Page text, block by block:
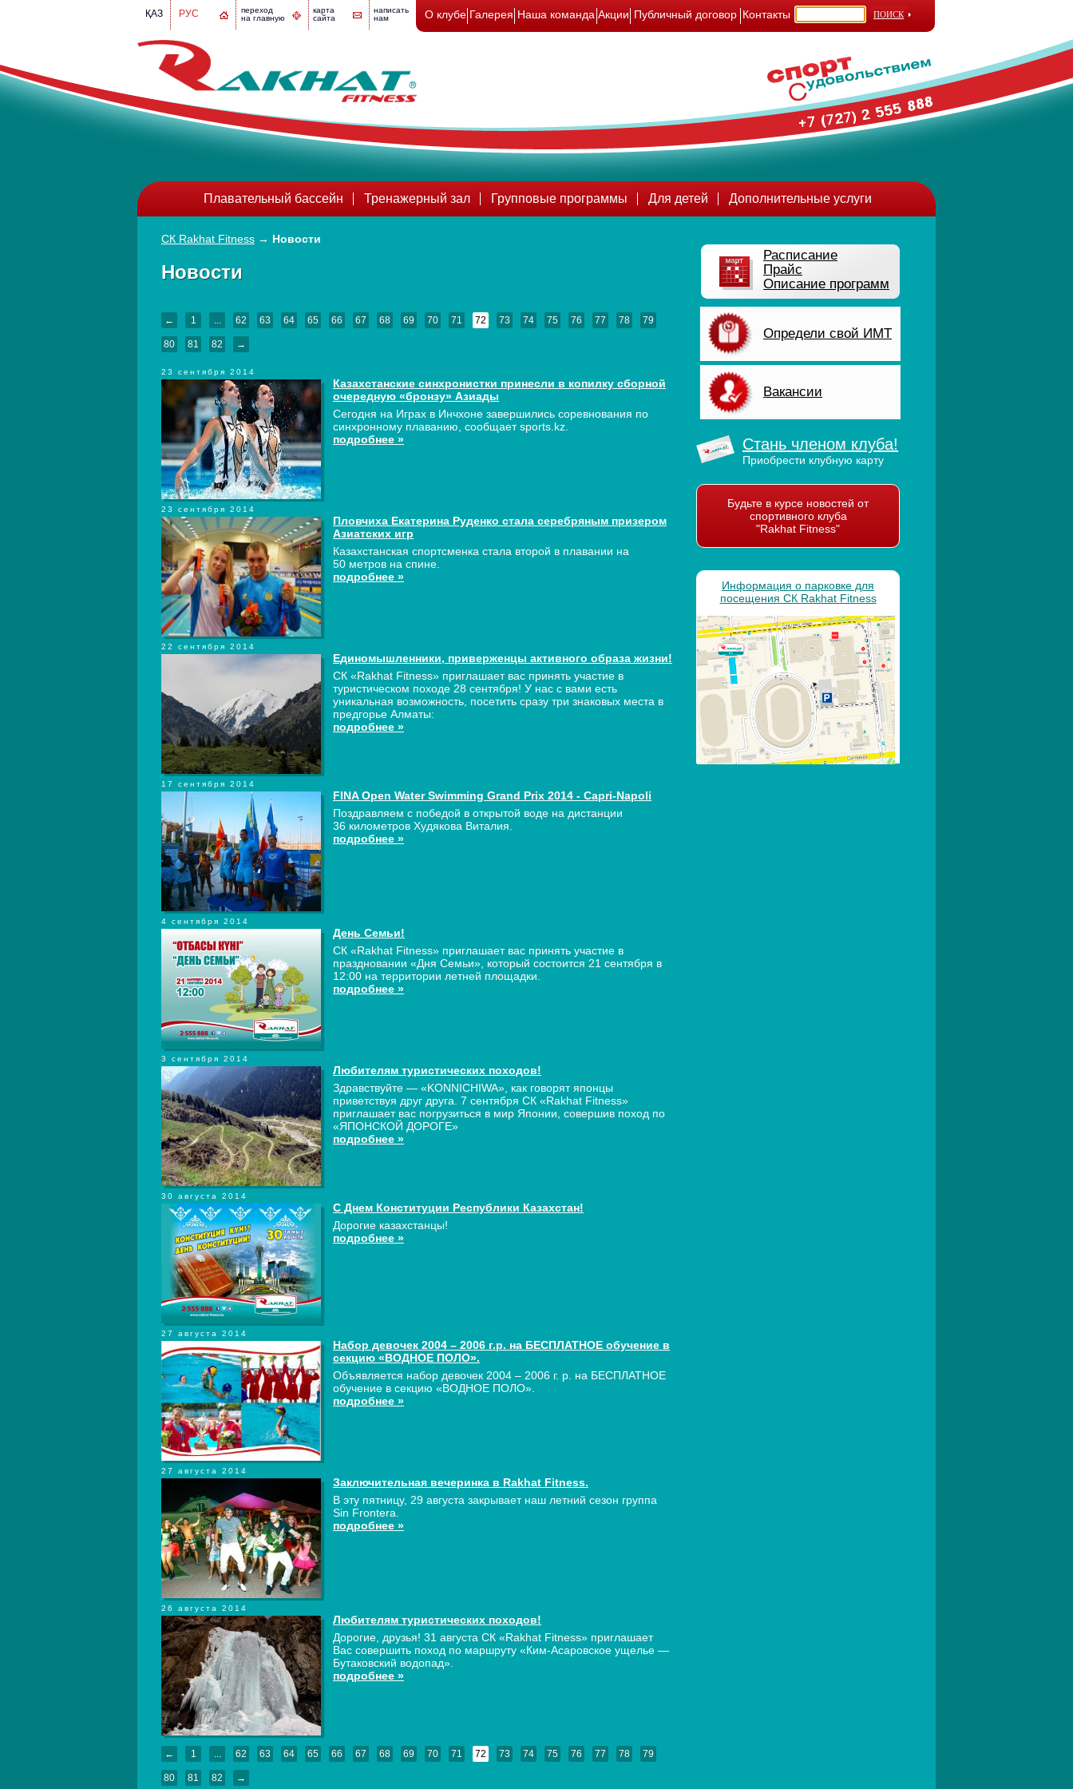
переход
на главную
карта
сайта
написать
нам
ҚАЗ РУС О клубе Галерея Наша команда Акции Публичный договор Контакты
Плавательный бассейн Тренажерный зал Групповые программы Для детей Дополнительные услуги
СК Rakhat Fitness → Новости
Новости
← 1 ... 62 63 64 65 66 67 68 69 70 71 72 73 74 75 76 77 78 79
80 81 82 →
23 сентября 2014
Казахстанские синхронистки принесли в копилку сборной
очередную «бронзу» Азиады
Сегодня на Играх в Инчхоне завершились соревнования по
синхронному плаванию, сообщает sports.kz.
подробнее »
23 сентября 2014
Пловчиха Екатерина Руденко стала серебряным призером
Азиатских игр
Казахстанская спортсменка стала второй в плавании на
50 метров на спине.
подробнее »
22 сентября 2014
Единомышленники, приверженцы активного образа жизни!
СК «Rakhat Fitness» приглашает вас принять участие в
туристическом походе 28 сентября! У нас с вами есть
уникальная возможность, посетить сразу три знаковых места в
предгорье Алматы:
подробнее »
17 сентября 2014
FINA Open Water Swimming Grand Prix 2014 - Capri-Napoli
Поздравляем с победой в открытой воде на дистанции
36 километров Худякова Виталия.
подробнее »
4 сентября 2014
День Семьи!
СК «Rakhat Fitness» приглашает вас принять участие в
праздновании «Дня Семьи», который состоится 21 сентября в
12:00 на территории летней площадки.
подробнее »
3 сентября 2014
Любителям туристических походов!
Здравствуйте — «KONNICHIWA», как говорят японцы
приветствуя друг друга. 7 сентября СК «Rakhat Fitness»
приглашает вас погрузиться в мир Японии, совершив поход по
«ЯПОНСКОЙ ДОРОГЕ»
подробнее »
30 августа 2014
С Днем Конституции Республики Казахстан!
Дорогие казахстанцы!
подробнее »
27 августа 2014
Набор девочек 2004 – 2006 г.р. на БЕСПЛАТНОЕ обучение в
секцию «ВОДНОЕ ПОЛО».
Объявляется набор девочек 2004 – 2006 г. р. на БЕСПЛАТНОЕ
обучение в секцию «ВОДНОЕ ПОЛО».
подробнее »
27 августа 2014
Заключительная вечеринка в Rakhat Fitness.
В эту пятницу, 29 августа закрывает наш летний сезон группа
Sin Frontera.
подробнее »
26 августа 2014
Любителям туристических походов!
Дорогие, друзья! 31 августа СК «Rakhat Fitness» приглашает
Вас совершить поход по маршруту «Ким-Асаровское ущелье —
Бутаковский водопад».
подробнее »
← 1 ... 62 63 64 65 66 67 68 69 70 71 72 73 74 75 76 77 78 79
80 81 82 →
Расписание
Прайс
Описание программ
Определи свой ИМТ
Вакансии
Стань членом клуба!
Приобрести клубную карту
Будьте в курсе новостей от
спортивного клуба
"Rakhat Fitness"
Информация о парковке для
посещения СК Rakhat Fitness